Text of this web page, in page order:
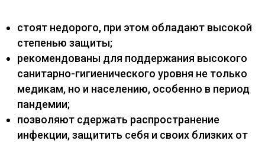
стоят недорого, при этом обладают высокой
степенью защиты;
рекомендованы для поддержания высокого
санитарно-гигиенического уровня не только
медикам, но и населению, особенно в период
пандемии;
позволяют сдержать распространение
инфекции, защитить себя и своих близких от